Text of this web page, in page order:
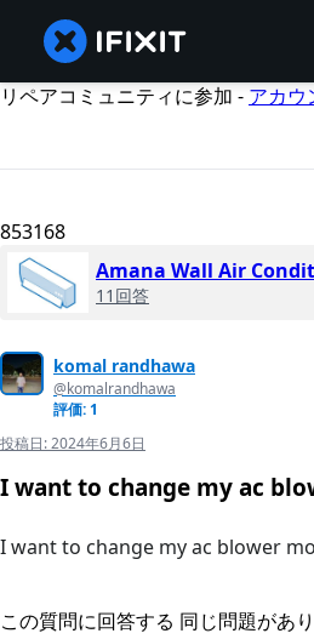
リペアコミュニティに参加 - アカウ
853168
Amana Wall Air
11回答
komal randhawa
@komalrandhawa
評価: 1
投稿日:2024年6月6日
I want to change my ac
I want to change my ac blower
この質問に回答する 同じ問題があ